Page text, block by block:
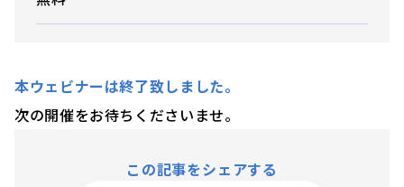
本ウェビナーは終了致しました。
次の開催をお待ちくださいませ。
この記事をシェアする